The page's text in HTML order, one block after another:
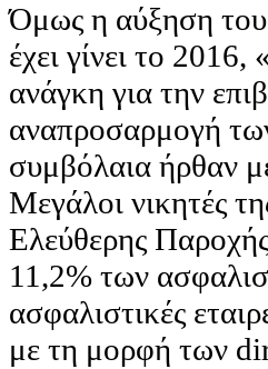
Όμως η αύξηση
έχει γίνει το
ανάγκη για την
αναπροσαρμογή
συμβόλαια ήρθαν
Μεγάλοι νικητές
Ελεύθερης
11,2% των
ασφαλιστικές
με τη μορφή των